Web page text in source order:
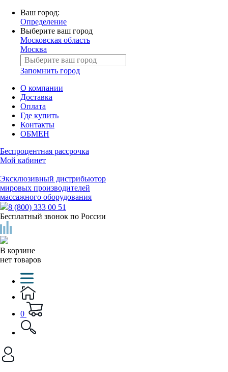
Ваш город:
Определение
Выберите ваш город
Московская область
Москва
Запомнить город
О компании
Доставка
Оплата
Где купить
Контакты
ОБМЕН
Беспроцентная рассрочка
Мой кабинет
Эксклюзивный дистрибьютор
мировых производителей
массажного оборудования
8 (800) 333 00 51
Бесплатный звонок по России
В корзине
нет товаров
0